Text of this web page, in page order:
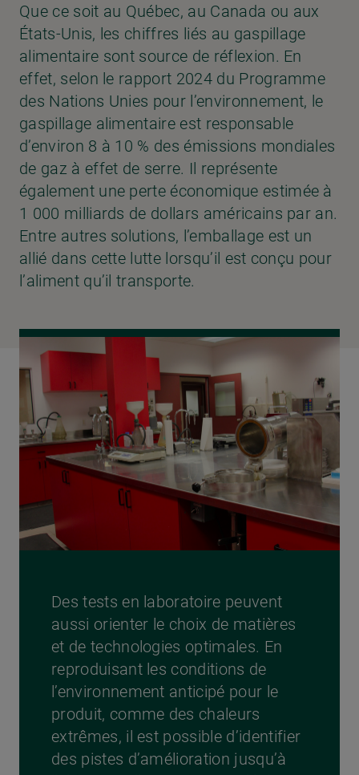
Que ce soit au Québec, au Canada ou aux
États-Unis, les chiffres liés au gaspillage
alimentaire sont source de réflexion. En
effet, selon le rapport 2024 du Programme
des Nations Unies pour l’environnement, le
gaspillage alimentaire est responsable
d’environ 8 à 10 % des émissions mondiales
de gaz à effet de serre. Il représente
également une perte économique estimée à
1 000 milliards de dollars américains par an.
Entre autres solutions, l’emballage est un
allié dans cette lutte lorsqu’il est conçu pour
l’aliment qu’il transporte.
Destests en laboratoire peuvent
aussi orienter le choix de matières
et de technologies optimales. En
reproduisant les conditions de
l’environnement anticipé pour le
produit, comme des chaleurs
extrêmes, il est possible d’identifier
des pistes d’amélioration jusqu’à